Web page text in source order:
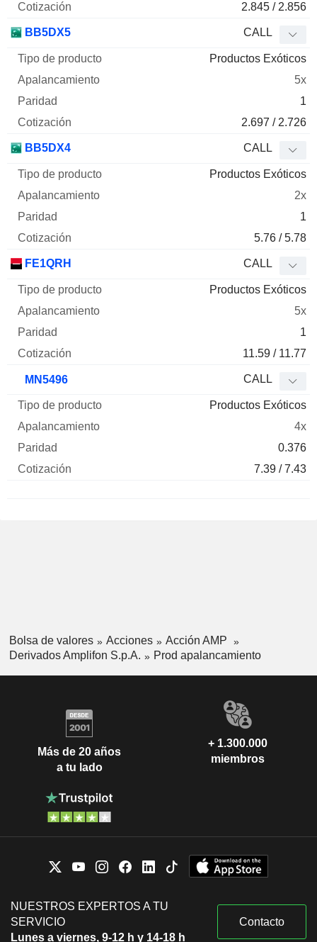
2.845 / 2.856
BB5DX5 CALL
Productos Exóticos
5x
1
2.697 / 2.726
BB5DX4 CALL
Productos Exóticos
2x
1
5.76 / 5.78
FE1QRH CALL
Productos Exóticos
5x
1
11.59 / 11.77
MN5496 CALL
Productos Exóticos
4x
0.376
7.39 / 7.43
Bolsa de valores Acciones
Acción AMP
Derivados Amplifon S.p.A.
Prod apalancamiento
Más de 20 años
a tu lado
+ 1.300.000
miembros
NUESTROS EXPERTOS A TU
SERVICIO
Lunes a viernes, 9-12 h y 14-18 h
Contacto